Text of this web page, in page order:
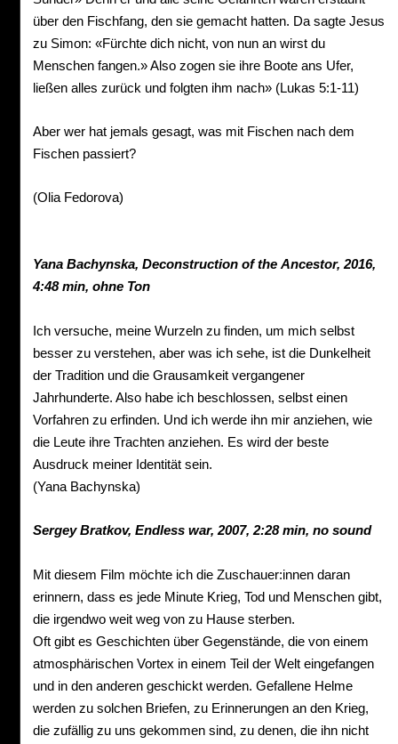
über den Fischfang, den sie gemacht hatten. Da sagte Jesus
zu Simon: «Fürchte dich nicht, von nun an wirst du
Menschen fangen.» Also zogen sie ihre Boote ans Ufer,
ließen alles zurück und folgten ihm nach» (Lukas 5:1-11)
Aber wer hat jemals gesagt, was mit Fischen nach dem
Fischen passiert?
(Olia Fedorova)
Yana Bachynska, Deconstruction of the Ancestor, 2016,
4:48 min, ohne Ton
Ich versuche, meine Wurzeln zu finden, um mich selbst
besser zu verstehen, aber was ich sehe, ist die Dunkelheit
der Tradition und die Grausamkeit vergangener
Jahrhunderte. Also habe ich beschlossen, selbst einen
Vorfahren zu erfinden. Und ich werde ihn mir anziehen, wie
die Leute ihre Trachten anziehen. Es wird der beste
Ausdruck meiner Identität sein.
(Yana Bachynska)
Sergey Bratkov, Endless war, 2007, 2:28 min, no sound
Mit diesem Film möchte ich die Zuschauer:innen daran
erinnern, dass es jede Minute Krieg, Tod und Menschen gibt,
die irgendwo weit weg von zu Hause sterben.
Oft gibt es Geschichten über Gegenstände, die von einem
atmosphärischen Vortex in einem Teil der Welt eingefangen
und in den anderen geschickt werden. Gefallene Helme
werden zu solchen Briefen, zu Erinnerungen an den Krieg,
die zufällig zu uns gekommen sind, zu denen, die ihn nicht